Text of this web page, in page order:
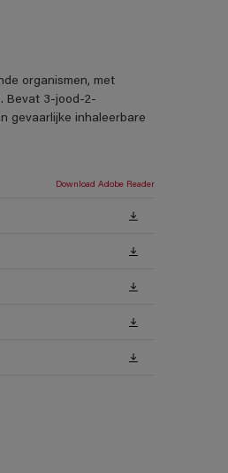
organismen, met
Bevat 3-jood-2-
gevaarlijke inhaleerbare
Download Adobe Reader